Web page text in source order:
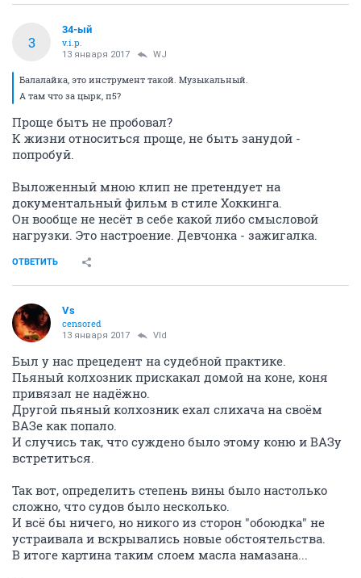
3
34-ый
v.i.p.
13 января 2017 WJ
Балалайка, это инструмент такой. Музыкальный.
А там что за цырк, п5?
Проще быть не пробовал?
К жизни относиться проще, не быть занудой -
попробуй.
Выложенный мною клип не претендует на
документальный фильм в стиле Хоккинга.
Он вообще не несёт в себе какой либо смысловой
нагрузки. Это настроение. Девчонка - зажигалка.
ОТВЕТИТЬ
Vs
censored
13 января 2017 Vld
Был у нас прецедент на судебной практике.
Пьяный колхозник прискакал домой на коне, коня
привязал не надёжно.
Другой пьяный колхозник ехал слихача на своём
ВАЗе как попало.
И случись так, что суждено было этому коню и ВАЗу
встретиться.
Так вот, определить степень вины было настолько
сложно, что судов было несколько.
И всё бы ничего, но никого из сторон "обоюдка" не
устраивала и вскрывались новые обстоятельства.
В итоге картина таким слоем масла намазана...